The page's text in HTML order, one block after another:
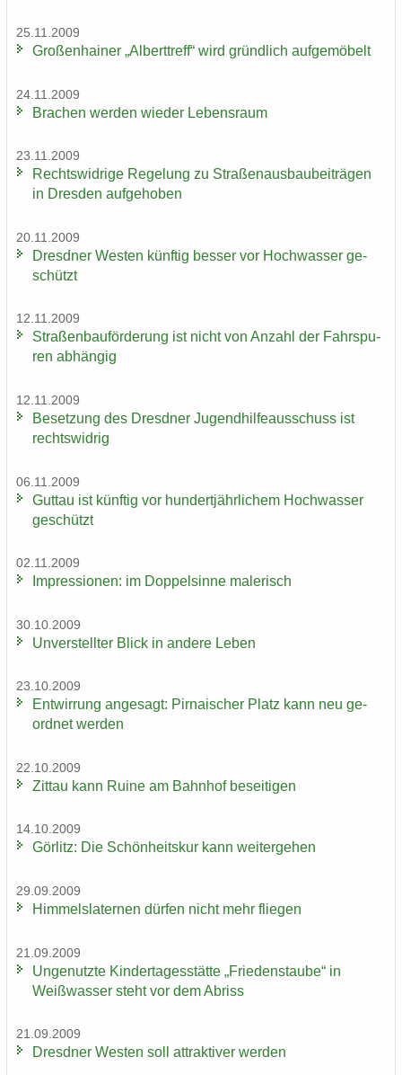
25.11.2009
Gro­ßen­hai­ner „Al­bert­treff“ wird gründ­lich auf­ge­mö­belt
24.11.2009
Bra­chen wer­den wie­der Le­bens­raum
23.11.2009
Rechts­wid­ri­ge Re­ge­lung zu Stra­ßen­aus­bau­bei­trä­gen
in Dres­den auf­ge­ho­ben
20.11.2009
Dresd­ner Wes­ten künf­tig bes­ser vor Hoch­was­ser ge­
schützt
12.11.2009
Stra­ßen­bau­för­de­rung ist nicht von An­zahl der Fahr­spu­
ren ab­hän­gig
12.11.2009
Be­set­zung des Dresd­ner Ju­gend­hil­fe­aus­schuss ist
rechts­wid­rig
06.11.2009
Gut­tau ist künf­tig vor hun­dert­jähr­li­chem Hoch­was­ser
ge­schützt
02.11.2009
Im­pres­sio­nen: im Dop­pel­sin­ne ma­le­risch
30.10.2009
Un­ver­stell­ter Blick in an­de­re Leben
23.10.2009
Ent­wir­rung an­ge­sagt: Pir­na­i­scher Platz kann neu ge­
ord­net wer­den
22.10.2009
Zit­tau kann Ruine am Bahn­hof be­sei­ti­gen
14.10.2009
Gör­litz: Die Schön­heits­kur kann wei­ter­ge­hen
29.09.2009
Him­mels­la­ter­nen dür­fen nicht mehr flie­gen
21.09.2009
Un­ge­nutz­te Kin­der­ta­ges­stät­te „Frie­dens­tau­be“ in
Weiß­was­ser steht vor dem Ab­riss
21.09.2009
Dresd­ner Wes­ten soll at­trak­ti­ver wer­den